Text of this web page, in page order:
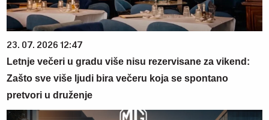
23. 07. 2026 12:47
Letnje večeri u gradu više nisu rezervisane za vikend:
Zašto sve više ljudi bira večeru koja se spontano
pretvori u druženje